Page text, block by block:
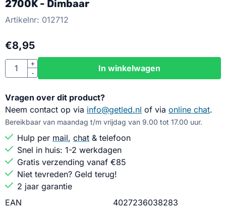
2700K - Dimbaar
Artikelnr: 012712
€8,95
Aantal
+
-
In winkelwagen
Vragen over dit product?
Neem contact op via info@getled.nl of via online chat.
Bereikbaar van maandag t/m vrijdag van 9.00 tot 17.00 uur.
Hulp per mail, chat & telefoon
Snel in huis: 1-2 werkdagen
Gratis verzending vanaf €85
Niet tevreden? Geld terug!
2 jaar garantie
EAN
4027236038283